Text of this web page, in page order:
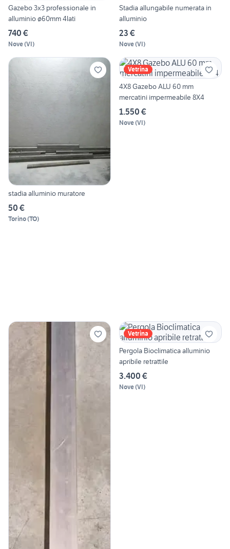
Gazebo 3x3 professionale in
alluminio ø60mm 4lati
740 €
Nove(VI)
Stadia allungabile numerata in
alluminio
23 €
Nove(VI)
stadia alluminio muratore
50 €
Torino(TO)
Vetrina
4X8 Gazebo ALU 60 mm
mercatini impermeabile 8X4
1.550 €
Nove(VI)
Vetrina
Pergola Bioclimatica alluminio
apribile retrattile
3.400 €
Nove(VI)